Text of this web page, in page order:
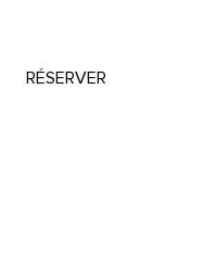
RÉSERVER